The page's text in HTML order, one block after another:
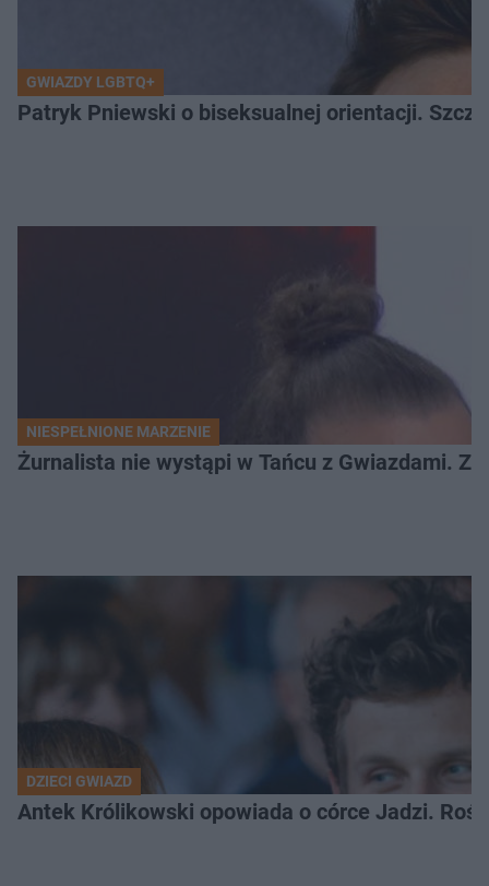
GWIAZDY LGBTQ+
Patryk Pniewski o biseksualnej orientacji.
NIESPEŁNIONE MARZENIE
Żurnalista nie wystąpi w Tańcu z Gwiazdami.
DZIECI GWIAZD
Antek Królikowski opowiada o córce Jadzi.